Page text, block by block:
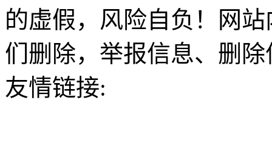
的虚假，风险自负！网
们删除，举报信息、删
友情链接: